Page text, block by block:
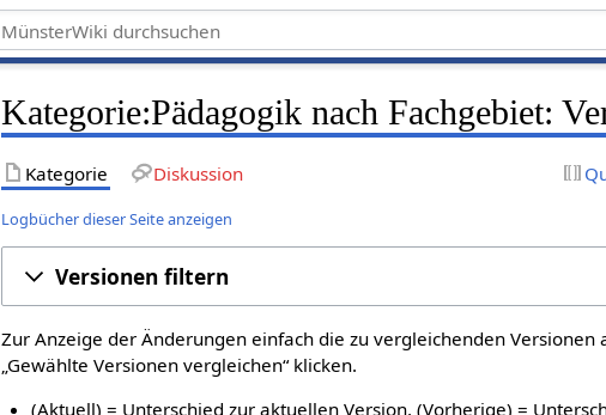
Kategorie:Pädagogik nach Fachgebiet:
Kategorie Diskussion
Logbücher dieser Seite anzeigen
Versionen filtern
Zur Anzeige der Änderungen einfach die zu vergleichenden Versionen
„Gewählte Versionen vergleichen“ klicken.
(Aktuell) = Unterschied zur aktuellen Version, (Vorherige) =